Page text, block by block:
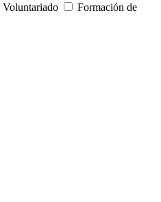
Voluntariado
Formación de